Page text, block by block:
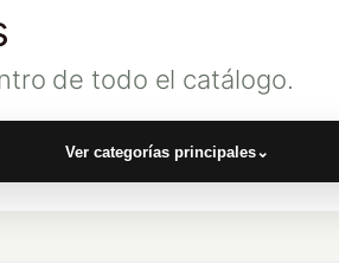
de todo el catálogo.
Ver categorías principales⌄